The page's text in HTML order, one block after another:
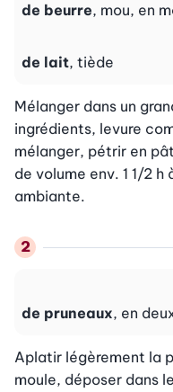
de beurre, mou, en
de lait, tiède
Mélanger dans un
ingrédients, levure
mélanger, pétrir en
de volume env. 1 1/2
ambiante.
de pruneaux, en
Aplatir légèrement la
moule, déposer dans